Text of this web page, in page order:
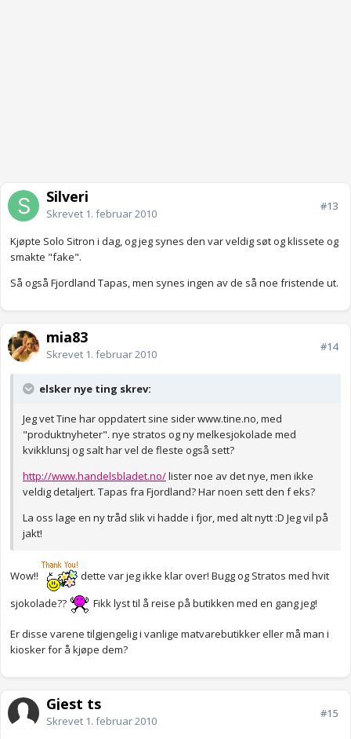
Silveri
Skrevet 1. februar 2010
#13
Kjøpte Solo Sitron i dag, og jeg synes den var veldig søt og klissete og
smakte "fake".
Så også Fjordland Tapas, men synes ingen av de så noe fristende ut.
mia83
Skrevet 1. februar 2010
#14
elsker nye ting skrev:
Jeg vet Tine har oppdatert sine sider www.tine.no, med
"produktnyheter". nye stratos og ny melkesjokolade med
kvikklunsj og salt har vel de fleste også sett?
http://www.handelsbladet.no/lister noe av det nye, men ikke
veldig detaljert. Tapas fra Fjordland? Har noen sett den f eks?
La oss lage en ny tråd slik vi hadde i fjor, med alt nytt :D Jeg vil på
jakt!
Wow!!
dette var jeg ikke klar over! Bugg og Stratos med hvit
sjokolade??
Fikk lyst til å reise på butikken med en gang jeg!
Er disse varene tilgjengelig i vanlige matvarebutikker eller må man i
kiosker for å kjøpe dem?
Gjest ts
Skrevet 1. februar 2010
#15